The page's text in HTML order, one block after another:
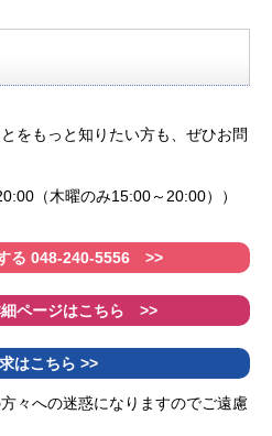
をもっと知りたい方も、ぜひお問
（木曜のみ15:00～20:00））
る 048-240-5556 >>
細ページはこちら >>
はこちら >>
々への迷惑になりますのでご遠慮